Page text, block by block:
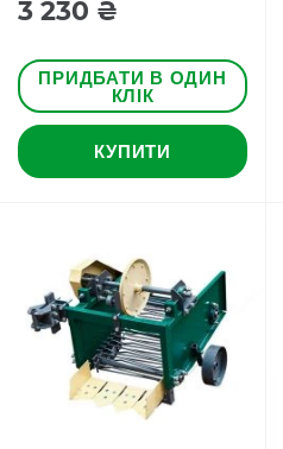
3 230 ₴
ПРИДБАТИ В ОДИН
КЛІК
КУПИТИ